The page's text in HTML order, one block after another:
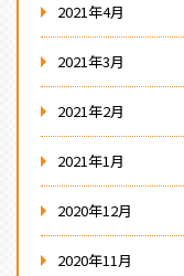
2021年4月
2021年3月
2021年2月
2021年1月
2020年12月
2020年11月